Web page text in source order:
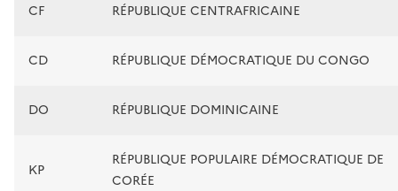
CF RÉPUBLIQUE CENTRAFRICAINE
CD RÉPUBLIQUE DÉMOCRATIQUE DU CONGO
DO RÉPUBLIQUE DOMINICAINE
KP
RÉPUBLIQUE POPULAIRE DÉMOCRATIQUE DE
CORÉE